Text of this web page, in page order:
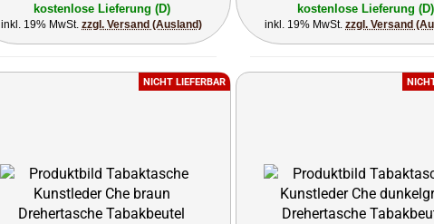
kostenlose Lieferung (D)
inkl. 19% MwSt.zzgl. Versand (Ausland)
kostenlose Lieferung (D)
inkl. 19% MwSt.zzgl. Versand
NICHT LIEFERBAR